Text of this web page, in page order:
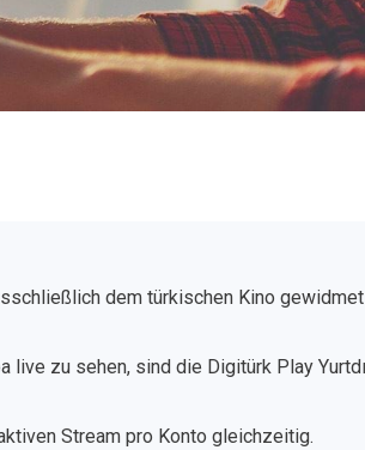
dem türkischen Kino
live zu sehen, sind die Digitürk Play
Stream pro Konto gleichzeitig.